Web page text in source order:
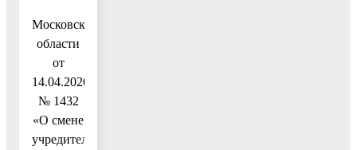
Московской
области
от
14.04.2020
№ 1432
«О смене
учредителя